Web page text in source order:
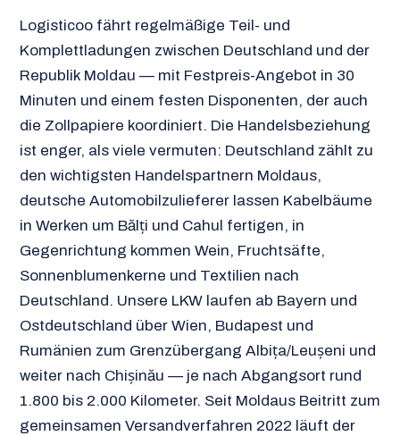
Logisticoo fährt regelmäßige Teil- und
Komplettladungen zwischen Deutschland und der
Republik Moldau — mit Festpreis-Angebot in 30
Minuten und einem festen Disponenten, der auch
die Zollpapiere koordiniert. Die Handelsbeziehung
ist enger, als viele vermuten: Deutschland zählt zu
den wichtigsten Handelspartnern Moldaus,
deutsche Automobilzulieferer lassen Kabelbäume
in Werken um Bălți und Cahul fertigen, in
Gegenrichtung kommen Wein, Fruchtsäfte,
Sonnenblumenkerne und Textilien nach
Deutschland. Unsere LKW laufen ab Bayern und
Ostdeutschland über Wien, Budapest und
Rumänien zum Grenzübergang Albița/Leușeni und
weiter nach Chișinău — je nach Abgangsort rund
1.800 bis 2.000 Kilometer. Seit Moldaus Beitritt zum
gemeinsamen Versandverfahren 2022 läuft der